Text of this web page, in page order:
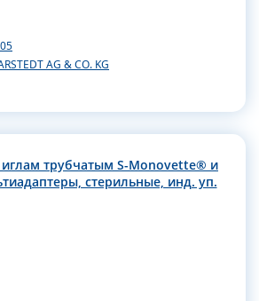
AG & CO. KG
трубчатым S-Monovette® и
стерильные, инд. уп.